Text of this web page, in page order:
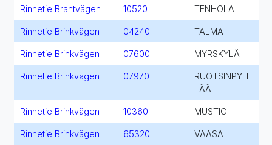
Rinnetie Brantvägen 10520 TENHOLA
Rinnetie Brinkvägen 04240 TALMA
Rinnetie Brinkvägen 07600 MYRSKYLÄ
Rinnetie Brinkvägen 07970
RUOTSINPYH
TÄÄ
Rinnetie Brinkvägen 10360 MUSTIO
Rinnetie Brinkvägen 65320 VAASA